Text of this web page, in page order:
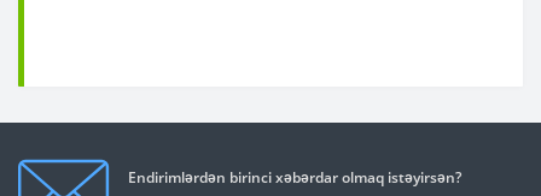
Endirimlərdən birinci xəbərdar olmaq istəyirsən?